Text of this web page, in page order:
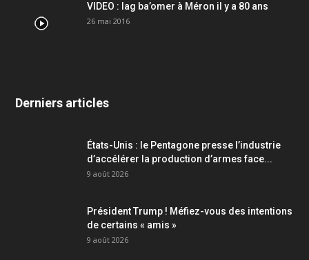
VIDEO : lag ba’omer à Méron il y a 80 ans
26 mai 2016
Derniers articles
États-Unis : le Pentagone presse l’industrie
d’accélérer la production d’armes face...
9 août 2026
Président Trump ! Méfiez-vous des intentions
de certains « amis »
9 août 2026